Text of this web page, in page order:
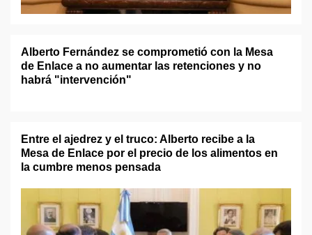
Alberto Fernández se comprometió con la Mesa
de Enlace a no aumentar las retenciones y no
habrá "intervención"
Entre el ajedrez y el truco: Alberto recibe a la
Mesa de Enlace por el precio de los alimentos en
la cumbre menos pensada